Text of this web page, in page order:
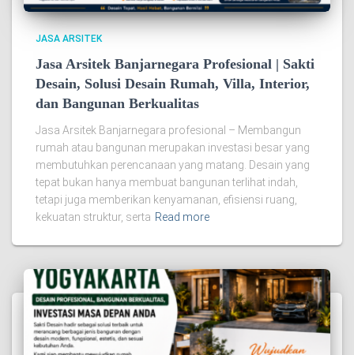
JASA ARSITEK
Jasa Arsitek Banjarnegara Profesional | Sakti
Desain, Solusi Desain Rumah, Villa, Interior,
dan Bangunan Berkualitas
Jasa Arsitek Banjarnegara profesional – Membangun
rumah atau bangunan merupakan investasi besar yang
membutuhkan perencanaan yang matang. Desain yang
tepat bukan hanya membuat bangunan terlihat indah,
tetapi juga memberikan kenyamanan, efisiensi ruang,
kekuatan struktur, serta Read more